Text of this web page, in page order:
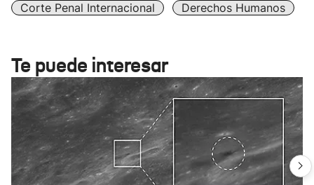
Corte Penal Internacional
Derechos Humanos
Te puede interesar